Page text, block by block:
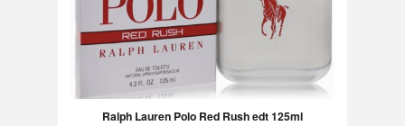
Ralph Lauren Polo Red Rush edt 125ml